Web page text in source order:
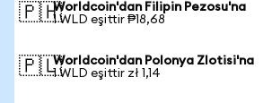
🇵🇭Worldcoin'dan Filipin Pezosu'na
1 WLD eşittir ₱18,68
🇵🇱Worldcoin'dan Polonya Zlotisi'na
1 WLD eşittir zł 1,14